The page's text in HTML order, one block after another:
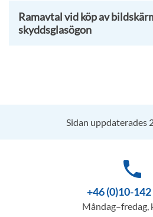
Ramavtal vid köp av
skyddsglasögon
Sidan uppdaterades
phone
+46 (0)10-142
Måndag–fredag,